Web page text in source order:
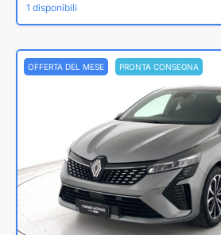
1 disponibili
OFFERTA DEL MESE PRONTA CONSEGNA